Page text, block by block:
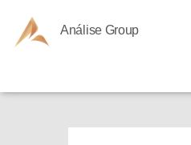
Análise Group